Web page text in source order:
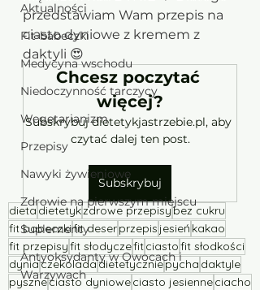
Aktualności
Fit-babeczki
Medycyna wschodu
Niedoczynność tarczycy
Wegetarianizm
Przepisy
Nawyki żywieniowe
Zdrowie na pierwszym miejscu
Suplementy
Antyoksydanty w Owocach i
Warzywach
przedstawiam Wam przepis na
ciasto dyniowe z kremem z
daktyli 😍
Chcesz poczytać
więcej?
Subskrybuj dietetykjastrzebie.pl, aby
czytać dalej ten post.
Subskrybuj
dietadietetykzdrowe przepisybez cukru
fit babeczkifit deserprzepis jesień kakao
fit przepisyfit słodyczefitciastofit słodkości
dyniaczekoladadietetyczniepycha daktyle
pyszneciasto dynioweciasto jesienneciacho